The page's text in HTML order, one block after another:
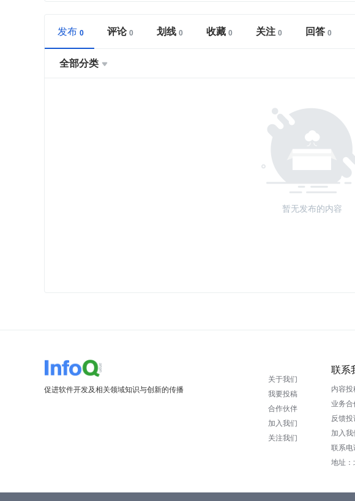
发布 评论 划线 收藏 关注 回答
全部分类 
暂无发布的内容
促进软件开发及相关领域知识与创新的传播
关于我们
我要投稿
合作伙伴
加入我们
关注我们
联系
内容
业务
反馈
加入
联系
地址：